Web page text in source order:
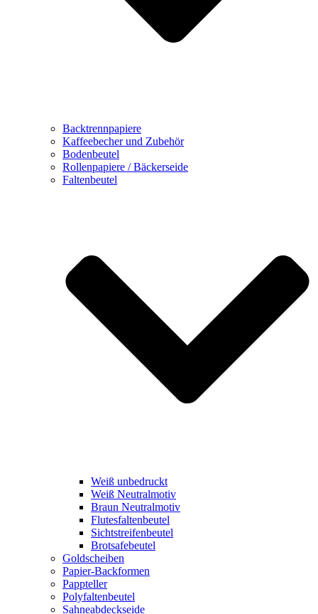
Backtrennpapiere
Kaffeebecher und Zubehör
Bodenbeutel
Rollenpapiere / Bäckerseide
Faltenbeutel
Weiß unbedruckt
Weiß Neutralmotiv
Braun Neutralmotiv
Flutesfaltenbeutel
Sichtstreifenbeutel
Brotsafebeutel
Goldscheiben
Papier-Backformen
Pappteller
Polyfaltenbeutel
Sahneabdeckseide